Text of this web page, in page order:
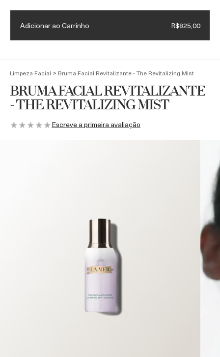
(0)
Limpeza Facial > Bruma Facial Revitalizante - The Revitalizing Mist
BRUMA FACIAL REVITALIZANTE
- THE REVITALIZING MIST
Escreve a primeira avaliação
Adicionar ao Carrinho R$825,00